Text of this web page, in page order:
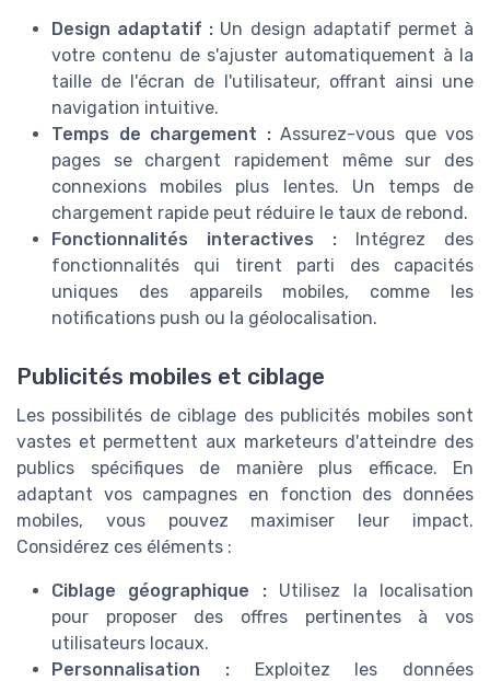
Design adaptatif : Un design adaptatif permet à
votre contenu de s'ajuster automatiquement à la
taille de l'écran de l'utilisateur, offrant ainsi une
navigation intuitive.
Temps de chargement :Assurez-vous que vos
pages se chargent rapidement même sur des
connexions mobiles plus lentes. Un temps de
chargement rapide peut réduire le taux de rebond.
Fonctionnalités interactives : Intégrez des
fonctionnalités qui tirent parti des capacités
uniques des appareils mobiles, comme les
notifications push ou la géolocalisation.
Publicités mobiles et ciblage
Les possibilités de ciblage des publicités mobiles sont
vastes et permettent aux marketeurs d'atteindre des
publics spécifiques de manière plus efficace. En
adaptant vos campagnes en fonction des données
mobiles, vous pouvez maximiser leur impact.
Considérez ces éléments :
Ciblage géographique :Utilisez la localisation
pour proposer des offres pertinentes à vos
utilisateurs locaux.
Personnalisation :Exploitez les données